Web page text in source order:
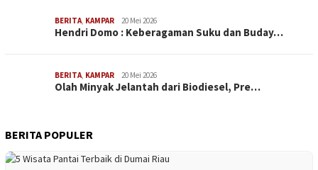
BERITA, KAMPAR 20 Mei 2026
Hendri Domo : Keberagaman Suku dan Buday…
BERITA, KAMPAR 20 Mei 2026
Olah Minyak Jelantah dari Biodiesel, Pre…
BERITA POPULER